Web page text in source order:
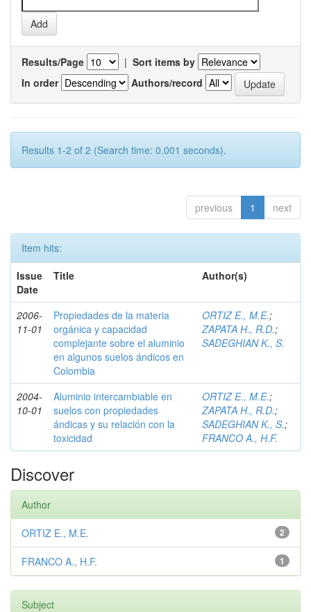
Results/Page | Sort items by
In order
Authors/record
Results 1-2 of 2 (Search time: 0.001 seconds).
previous 1 next
Item hits:
Issue
Date
Title Author(s)
2006-
11-01
Propiedades de la materia
orgánica y capacidad
complejante sobre el aluminio
en algunos suelos ándicos en
Colombia
ORTIZ E., M.E.;
ZAPATA H., R.D.;
SADEGHIAN K., S.
2004-
10-01
Aluminio intercambiable en
suelos con propiedades
ándicas y su relación con la
toxicidad
ORTIZ E., M.E.;
ZAPATA H., R.D.;
SADEGHIAN K., S.;
FRANCO A., H.F.
Discover
Author
2
ORTIZ E., M.E.
1
FRANCO A., H.F.
Subject